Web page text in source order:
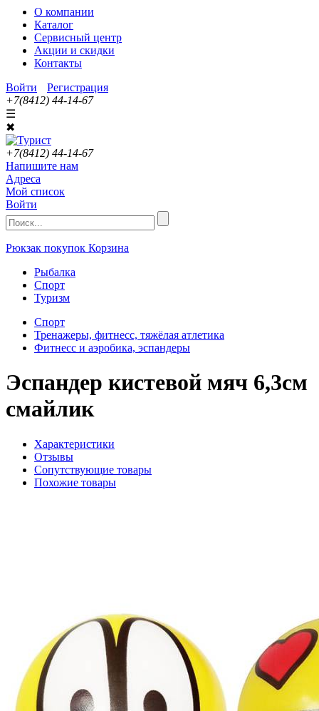
О компании
Каталог
Сервисный центр
Акции и скидки
Контакты
Войти
Регистрация
+7(8412) 44-14-67
☰
✖
+7(8412) 44-14-67
Напишите нам
Адреса
Мой список
Войти
Рюкзак покупок Корзина
Рыбалка
Спорт
Туризм
Спорт
Тренажеры, фитнесс, тяжёлая атлетика
Фитнесс и аэробика, эспандеры
Эспандер кистевой мяч 6,3см
смайлик
Характеристики
Отзывы
Сопутствующие товары
Похожие товары